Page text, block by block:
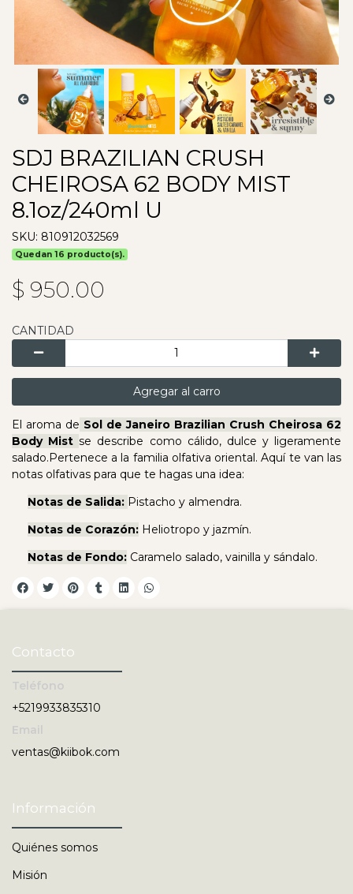
SDJ BRAZILIAN CRUSH
CHEIROSA 62 BODY MIST
8.1oz/240ml U
SKU: 810912032569
Quedan 16 producto(s).
$ 950.00
CANTIDAD
Agregar al carro
El aroma de Sol de Janeiro Brazilian Crush Cheirosa 62
Body Mistse describe como cálido, dulce y ligeramente
salado.Pertenece a la familia olfativa oriental. Aquí te van las
notas olfativas para que te hagas una idea:
Notas de Salida: Pistacho y almendra.
Notas de Corazón: Heliotropo y jazmín.
Notas de Fondo: Caramelo salado, vainilla y sándalo.
Contacto
+5219933835310
ventas@kiibok.com
Información
Quiénes somos
Misión